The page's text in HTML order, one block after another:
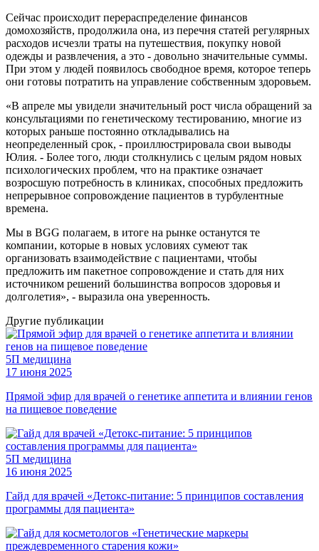
Сейчас происходит перераспределение финансов
домохозяйств, продолжила она, из перечня статей регулярных
расходов исчезли траты на путешествия, покупку новой
одежды и развлечения, а это - довольно значительные суммы.
При этом у людей появилось свободное время, которое теперь
они готовы потратить на управление собственным здоровьем.
«В апреле мы увидели значительный рост числа обращений за
консультациями по генетическому тестированию, многие из
которых раньше постоянно откладывались на
неопределенный срок, - проиллюстрировала свои выводы
Юлия. - Более того, люди столкнулись с целым рядом новых
психологических проблем, что на практике означает
возросшую потребность в клиниках, способных предложить
непрерывное сопровождение пациентов в турбулентные
времена.
Мы в BGG полагаем, в итоге на рынке останутся те
компании, которые в новых условиях сумеют так
организовать взаимодействие с пациентами, чтобы
предложить им пакетное сопровождение и стать для них
источником решений большинства вопросов здоровья и
долголетия», - выразила она уверенность.
Другие публикации
5П медицина
17 июня 2025
Прямой эфир для врачей о генетике аппетита и влиянии генов
на пищевое поведение
5П медицина
16 июня 2025
Гайд для врачей «Детокс-питание: 5 принципов составления
программы для пациента»